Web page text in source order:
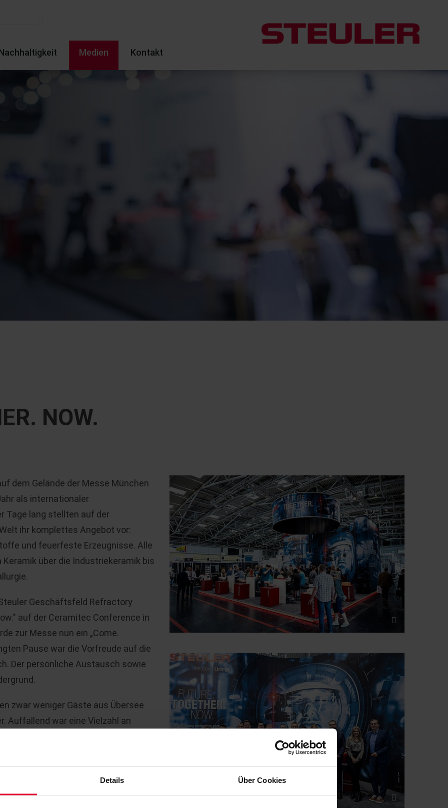
Details Über Cookies
Medien Kontakt
NOW.
dem Gelände der Messe München
als internationaler
Tage lang stellten auf der
ihr komplettes Angebot vor:
und feuerfeste Erzeugnisse. Alle
über die Industriekeramik bis
Geschäftsfeld Refractory
auf der Ceramitec Conference in
zur Messe nun ein „Come.
Pause war die Vorfreude auf die
Der persönliche Austausch sowie
zwar weniger Gäste aus Übersee
Auffallend war eine Vielzahl an
73% der Besucher waren an
interessiert. Artur Fuchs,
der technischen Keramik hat
und der
steigenden Nachfrage in diesem